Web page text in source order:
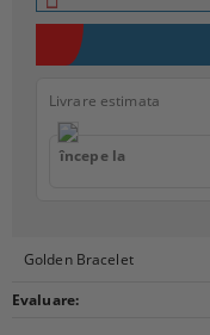
Golden Bracelet
Evaluare:
Livrare estimata
începe la